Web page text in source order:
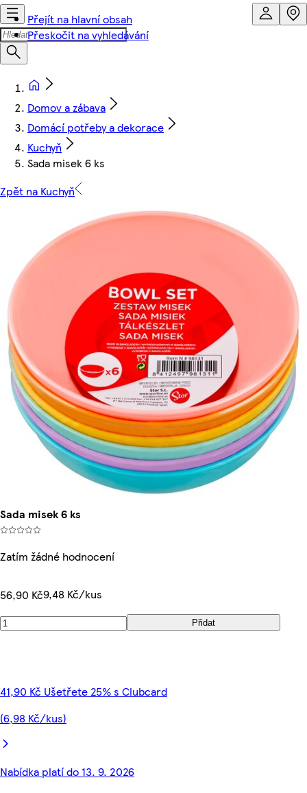
Přejít na hlavní obsah
Přeskočit na vyhledávání
Domov a zábava
Domácí potřeby a dekorace
Kuchyň
Sada misek 6 ks
Zpět na Kuchyň
Sada misek 6 ks
Zatím žádné hodnocení
56,90 Kč9,48 Kč/kus
Přidat
41,90 Kč Ušetřete 25% s Clubcard
(6,98 Kč/kus)
Nabídka platí do 13. 9. 2026